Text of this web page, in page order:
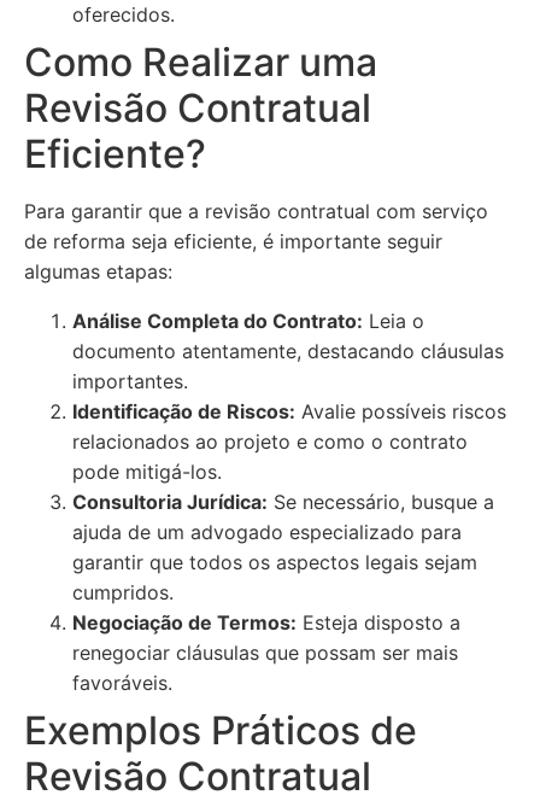
oferecidos.
Como Realizar uma
Revisão Contratual
Eficiente?
Para garantir que a revisão contratual com serviço
de reforma seja eficiente, é importante seguir
algumas etapas:
Análise Completa do Contrato: Leia o
documento atentamente, destacando cláusulas
importantes.
Identificação de Riscos: Avalie possíveis riscos
relacionados ao projeto e como o contrato
pode mitigá-los.
Consultoria Jurídica: Se necessário, busque a
ajuda de um advogado especializado para
garantir que todos os aspectos legais sejam
cumpridos.
Negociação de Termos: Esteja disposto a
renegociar cláusulas que possam ser mais
favoráveis.
Exemplos Práticos de
Revisão Contratual